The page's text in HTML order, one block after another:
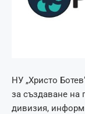
НУ „Христо
за създаване на
дивизия,